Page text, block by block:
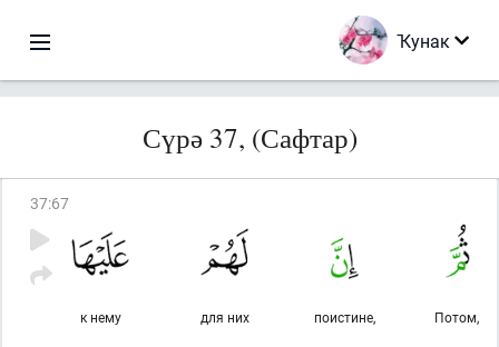
Ҡунак
Сүрә 37, (Сафтар)
37:67
Потом,
поистине,
для них
к нему